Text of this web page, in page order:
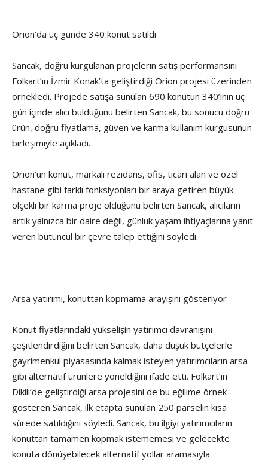
Orion’da üç günde 340 konut satıldı
Sancak, doğru kurgulanan projelerin satış performansını
Folkart’ın İzmir Konak’ta geliştirdiği Orion projesi üzerinden
örnekledi. Projede satışa sunulan 690 konutun 340’ının üç
gün içinde alıcı bulduğunu belirten Sancak, bu sonucu doğru
ürün, doğru fiyatlama, güven ve karma kullanım kurgusunun
birleşimiyle açıkladı.
Orion’un konut, markalı rezidans, ofis, ticari alan ve özel
hastane gibi farklı fonksiyonları bir araya getiren büyük
ölçekli bir karma proje olduğunu belirten Sancak, alıcıların
artık yalnızca bir daire değil, günlük yaşam ihtiyaçlarına yanıt
veren bütüncül bir çevre talep ettiğini söyledi.
Arsa yatırımı, konuttan kopmama arayışını gösteriyor
Konut fiyatlarındaki yükselişin yatırımcı davranışını
çeşitlendirdiğini belirten Sancak, daha düşük bütçelerle
gayrimenkul piyasasında kalmak isteyen yatırımcıların arsa
gibi alternatif ürünlere yöneldiğini ifade etti. Folkart’ın
Dikili’de geliştirdiği arsa projesini de bu eğilime örnek
gösteren Sancak, ilk etapta sunulan 250 parselin kısa
sürede satıldığını söyledi. Sancak, bu ilgiyi yatırımcıların
konuttan tamamen kopmak istememesi ve gelecekte
konuta dönüşebilecek alternatif yollar aramasıyla